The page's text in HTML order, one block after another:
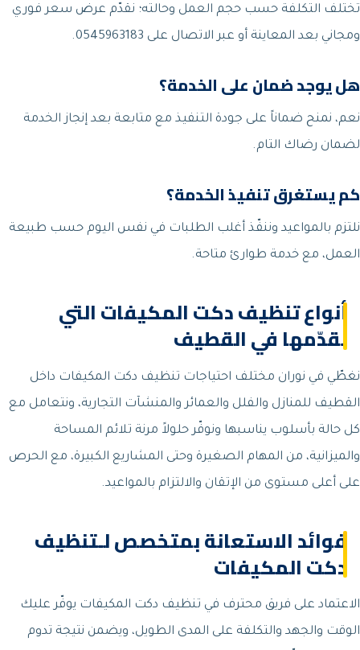
تختلف التكلفة حسب حجم العمل وحالته؛ نقدّم عرض سعر فوري
ومجاني بعد المعاينة أو عبر الاتصال على 0545963183.
هل يوجد ضمان على الخدمة؟
نعم، نمنح ضماناً على جودة التنفيذ مع متابعة بعد إنجاز الخدمة
لضمان رضاك التام.
كم يستغرق تنفيذ الخدمة؟
نلتزم بالمواعيد وننفّذ أغلب الطلبات في نفس اليوم حسب طبيعة
العمل، مع خدمة طوارئ متاحة.
أنواع تنظيف دكت المكيفات التي
نقدّمها في القطيف
نغطّي في نوران مختلف احتياجات تنظيف دكت المكيفات داخل
القطيف للمنازل والفلل والعمائر والمنشآت التجارية، ونتعامل مع
كل حالة بأسلوب يناسبها ونوفّر حلولاً مرنة تلائم المساحة
والميزانية، من المهام الصغيرة وحتى المشاريع الكبيرة، مع الحرص
على أعلى مستوى من الإتقان والالتزام بالمواعيد.
فوائد الاستعانة بمتخصص لـتنظيف
دكت المكيفات
الاعتماد على فريق محترف في تنظيف دكت المكيفات يوفّر عليك
الوقت والجهد والتكلفة على المدى الطويل، ويضمن نتيجة تدوم